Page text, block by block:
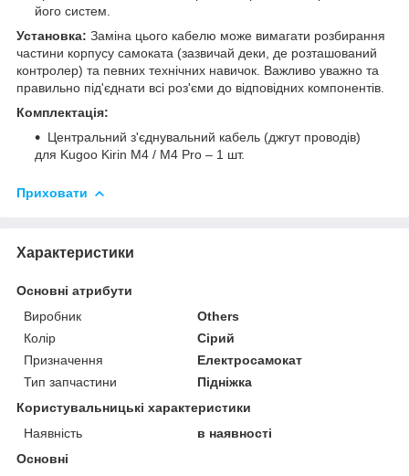
його систем.
Установка: Заміна цього кабелю може вимагати розбирання
частини корпусу самоката (зазвичай деки, де розташований
контролер) та певних технічних навичок. Важливо уважно та
правильно під'єднати всі роз'єми до відповідних компонентів.
Комплектація:
Центральний з'єднувальний кабель (джгут проводів)
для Kugoo Kirin M4 / M4 Pro – 1 шт.
Приховати
Характеристики
Основні атрибути
Виробник
Others
Колір
Сірий
Призначення
Електросамокат
Тип запчастини
Підніжка
Користувальницькі характеристики
Наявність
в наявності
Основні